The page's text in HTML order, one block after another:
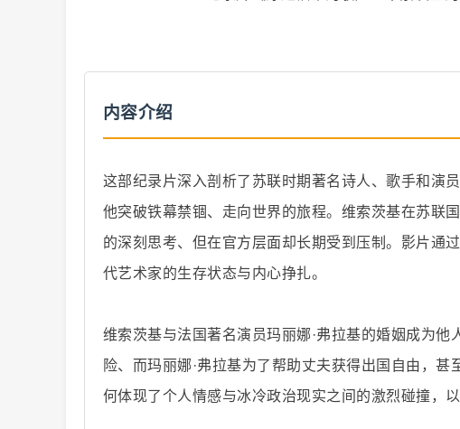
纪
录
内容介绍
这部纪录片深入剖析了苏联时期著名诗人、歌手和演
他突破铁幕禁锢、走向世界的旅程。维索茨基在苏联
的深刻思考、但在官方层面却长期受到压制。影片通
代艺术家的生存状态与内心挣扎。
维索茨基与法国著名演员玛丽娜·弗拉基的婚姻成为
险、而玛丽娜·弗拉基为了帮助丈夫获得出国自由，
何体现了个人情感与冰冷政治现实之间的激烈碰撞，